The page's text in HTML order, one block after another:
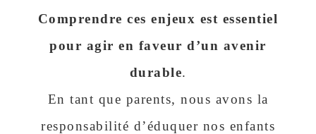
Comprendre ces enjeux est essentiel
pour agir en faveur d’un avenir
durable.
En tant que parents, nous avons la
responsabilité d’éduquer nos enfants